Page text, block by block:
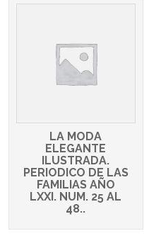
LA MODA
ELEGANTE
ILUSTRADA.
PERIODICO DE LAS
FAMILIAS AÑO
LXXI. NUM. 25 AL
48..